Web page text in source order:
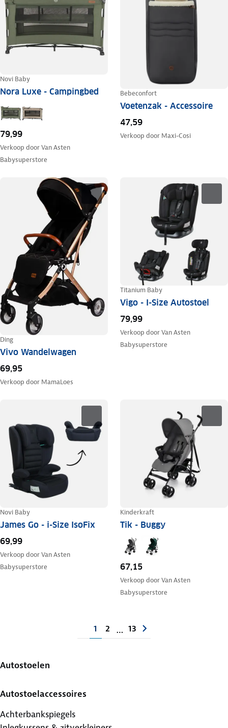
Novi Baby
Nora Luxe - Campingbed
79,99
Verkoop doorVan Asten
Babysuperstore
Bebeconfort
Voetenzak - Accessoire
47,59
Verkoop door Maxi-Cosi
Ding
Vivo Wandelwagen
69,95
Verkoop door MamaLoes
Titanium Baby
Vigo - I-Size Autostoel
79,99
Verkoop doorVan Asten
Babysuperstore
Novi Baby
James Go - i-Size IsoFix
69,99
Verkoop doorVan Asten
Babysuperstore
Kinderkraft
Tik - Buggy
67,15
Verkoop doorVan Asten
Babysuperstore
1 2 … 13
Autostoelen
Autostoelaccessoires
Achterbankspiegels